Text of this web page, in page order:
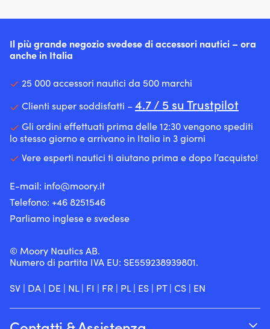
Il più grande negozio svedese di accessori nautici – ora
anche in Italia
25 000 accessori nautici da 500 marchi
Clienti super soddisfatti –4.7 / 5 su Trustpilot
Gli ordini effettuati prima delle 12:30 vengono spediti
lo stesso giorno e arrivano in Italia in 3 giorni
Vere esperti nautici ti aiutano prima e dopo l’acquisto!
E-mail: info@moory.it
Telefono: +46 8251546
Parliamo inglese e svedese
© Moory Nautics AB.
Numero di partita IVA EU: SE559238939801.
SV | DA | DE | NL| FI | FR | PL| ES | PT| CS | EN